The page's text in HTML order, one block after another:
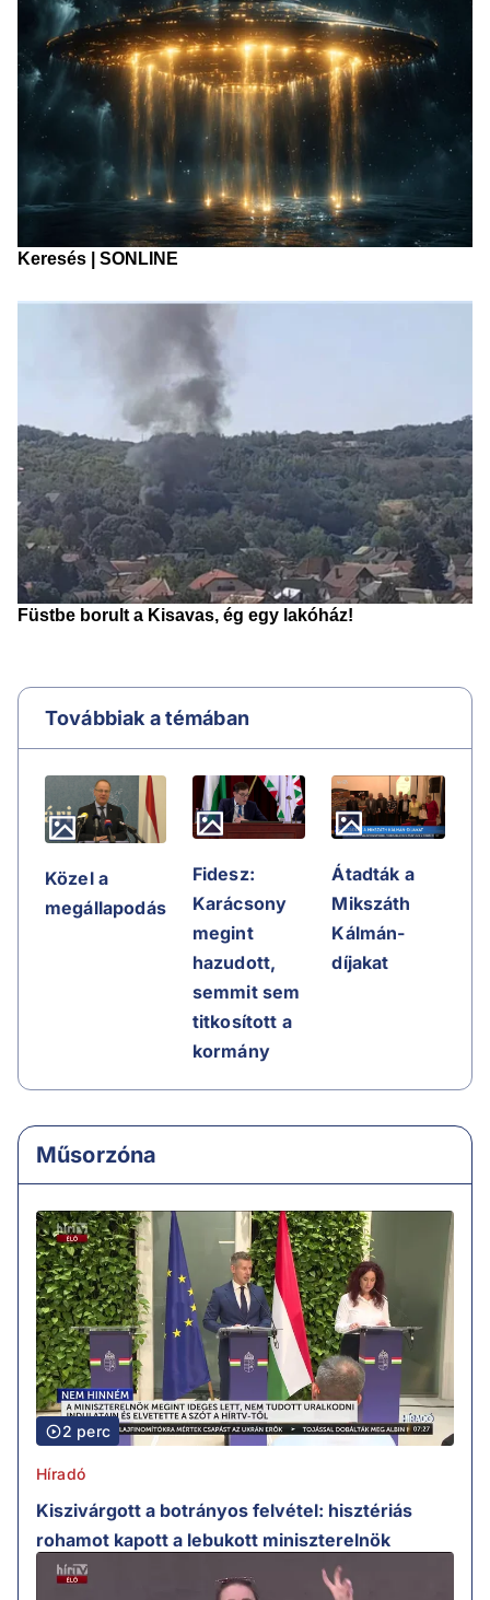
Továbbiak a témában
Közel a
megállapodás
Fidesz:
Karácsony
megint
hazudott,
semmit sem
titkosított a
kormány
Átadták a
Mikszáth
Kálmán-
díjakat
Műsorzóna
2 perc
Híradó
Kiszivárgott a botrányos felvétel: hisztériás
rohamot kapott a lebukott miniszterelnök